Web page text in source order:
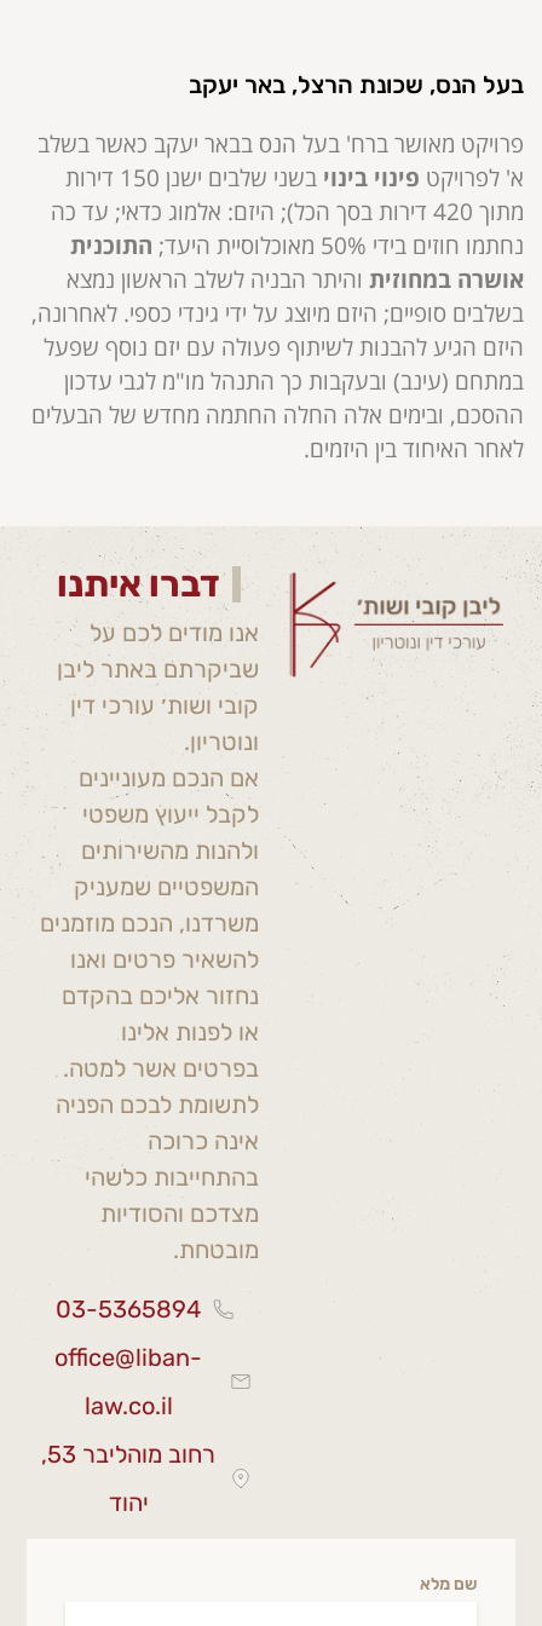
בעל הנס, שכונת הרצל, באר יעקב
פרויקט מאושר ברח' בעל הנס בבאר יעקב כאשר בשלב
א' לפרויקט פינוי בינוי
בשני שלבים ישנן 150 דירות
מתוך 420 דירות בסך הכל); היזם: אלמוג כדאי; עד כה
נחתמו חוזים בידי 50% מאוכלוסיית היעד;
התוכנית
אושרה במחוזית והיתר הבניה לשלב הראשון נמצא
בשלבים סופיים; היזם מיוצג על ידי גינדי כספי. לאחרונה,
היזם הגיע להבנות לשיתוף פעולה עם יזם נוסף שפעל
במתחם (עינב) ובעקבות כך התנהל מו"מ לגבי עדכון
ההסכם, ובימים אלה החלה החתמה מחדש של הבעלים
לאחר האיחוד בין היזמים.
דברו איתנו
אנו מודים לכם על
שביקרתם באתר ליבן
קובי ושות׳ עורכי דין
ונוטריון.
אם הנכם מעוניינים
לקבל ייעוץ משפטי
ולהנות מהשירותים
המשפטיים שמעניק
משרדנו, הנכם מוזמנים
להשאיר פרטים ואנו
נחזור אליכם בהקדם
או לפנות אלינו
בפרטים אשר למטה.
לתשומת לבכם הפניה
אינה כרוכה
בהתחייבות כלשהי
מצדכם והסודיות
מובטחת.
03-5365894
office@liban-
law.co.il
רחוב מוהליבר 53,
יהוד
שם מלא